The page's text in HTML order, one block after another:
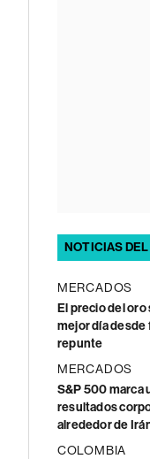
NOTICIAS
MERCADOS
El precio del oro
mejor día desde
repunte
MERCADOS
S&P 500 marca
resultados
alrededor de
COLOMBIA